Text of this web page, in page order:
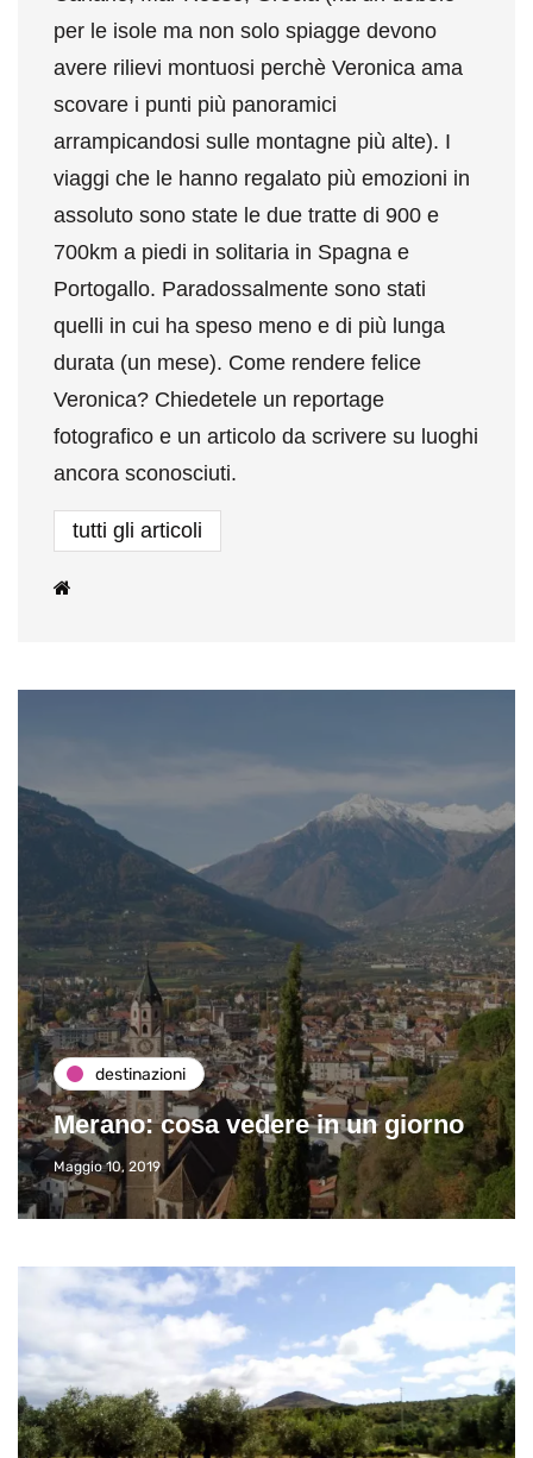
per le isole ma non solo spiagge devono
avere rilievi montuosi perchè Veronica ama
scovare i punti più panoramici
arrampicandosi sulle montagne più alte). I
viaggi che le hanno regalato più emozioni in
assoluto sono state le due tratte di 900 e
700km a piedi in solitaria in Spagna e
Portogallo. Paradossalmente sono stati
quelli in cui ha speso meno e di più lunga
durata (un mese). Come rendere felice
Veronica? Chiedetele un reportage
fotografico e un articolo da scrivere su luoghi
ancora sconosciuti.
tutti gli articoli
destinazioni
Merano: cosa vedere in un giorno
Maggio 10, 2019